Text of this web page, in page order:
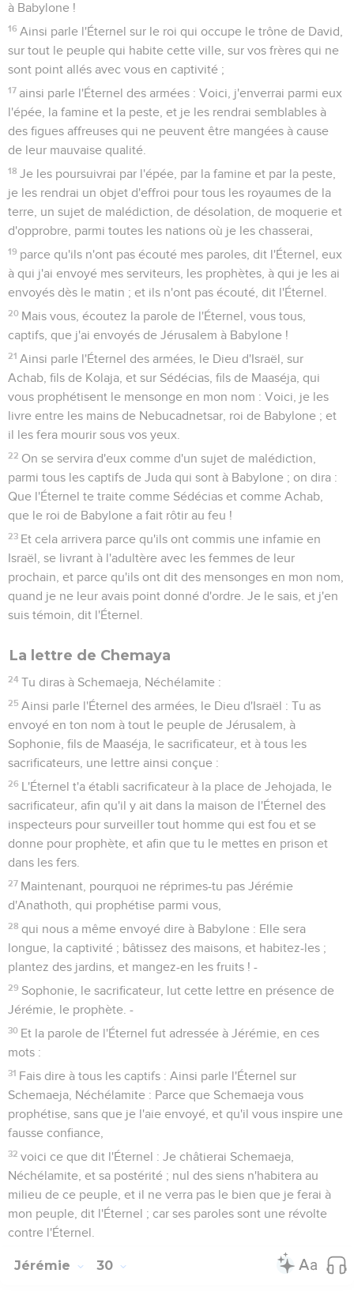
à Babylone !
16 Ainsi parle l'Éternel sur le roi qui occupe le trône de David,
sur tout le peuple qui habite cette ville, sur vos frères qui ne
sont point allés avec vous en captivité ;
17 ainsi parle l'Éternel des armées : Voici, j'enverrai parmi eux
l'épée, la famine et la peste, et je les rendrai semblables à
des figues affreuses qui ne peuvent être mangées à cause
de leur mauvaise qualité.
18 Je les poursuivrai par l'épée, par la famine et par la peste,
je les rendrai un objet d'effroi pour tous les royaumes de la
terre, un sujet de malédiction, de désolation, de moquerie et
d'opprobre, parmi toutes les nations où je les chasserai,
19 parce qu'ils n'ont pas écouté mes paroles, dit l'Éternel, eux
à qui j'ai envoyé mes serviteurs, les prophètes, à qui je les ai
envoyés dès le matin ; et ils n'ont pas écouté, dit l'Éternel.
20 Mais vous, écoutez la parole de l'Éternel, vous tous,
captifs, que j'ai envoyés de Jérusalem à Babylone !
21 Ainsi parle l'Éternel des armées, le Dieu d'Israël, sur
Achab, fils de Kolaja, et sur Sédécias, fils de Maaséja, qui
vous prophétisent le mensonge en mon nom : Voici, je les
livre entre les mains de Nebucadnetsar, roi de Babylone ; et
il les fera mourir sous vos yeux.
22 On se servira d'eux comme d'un sujet de malédiction,
parmi tous les captifs de Juda qui sont à Babylone ; on dira :
Que l'Éternel te traite comme Sédécias et comme Achab,
que le roi de Babylone a fait rôtir au feu !
23 Et cela arrivera parce qu'ils ont commis une infamie en
Israël, se livrant à l'adultère avec les femmes de leur
prochain, et parce qu'ils ont dit des mensonges en mon nom,
quand je ne leur avais point donné d'ordre. Je le sais, et j'en
suis témoin, dit l'Éternel.
La lettre de Chemaya
24 Tu diras à Schemaeja, Néchélamite :
25 Ainsi parle l'Éternel des armées, le Dieu d'Israël : Tu as
envoyé en ton nom à tout le peuple de Jérusalem, à
Sophonie, fils de Maaséja, le sacrificateur, et à tous les
sacrificateurs, une lettre ainsi conçue :
26 L'Éternel t'a établi sacrificateur à la place de Jehojada, le
sacrificateur, afin qu'il y ait dans la maison de l'Éternel des
inspecteurs pour surveiller tout homme qui est fou et se
donne pour prophète, et afin que tu le mettes en prison et
dans les fers.
27 Maintenant, pourquoi ne réprimes-tu pas Jérémie
d'Anathoth, qui prophétise parmi vous,
28 qui nous a même envoyé dire à Babylone : Elle sera
longue, la captivité ; bâtissez des maisons, et habitez-les ;
plantez des jardins, et mangez-en les fruits ! -
29 Sophonie, le sacrificateur, lut cette lettre en présence de
Jérémie, le prophète. -
30 Et la parole de l'Éternel fut adressée à Jérémie, en ces
mots :
31 Fais dire à tous les captifs : Ainsi parle l'Éternel sur
Schemaeja, Néchélamite : Parce que Schemaeja vous
prophétise, sans que je l'aie envoyé, et qu'il vous inspire une
fausse confiance,
32 voici ce que dit l'Éternel : Je châtierai Schemaeja,
Néchélamite, et sa postérité ; nul des siens n'habitera au
milieu de ce peuple, et il ne verra pas le bien que je ferai à
mon peuple, dit l'Éternel ; car ses paroles sont une révolte
contre l'Éternel.
Jérémie 30